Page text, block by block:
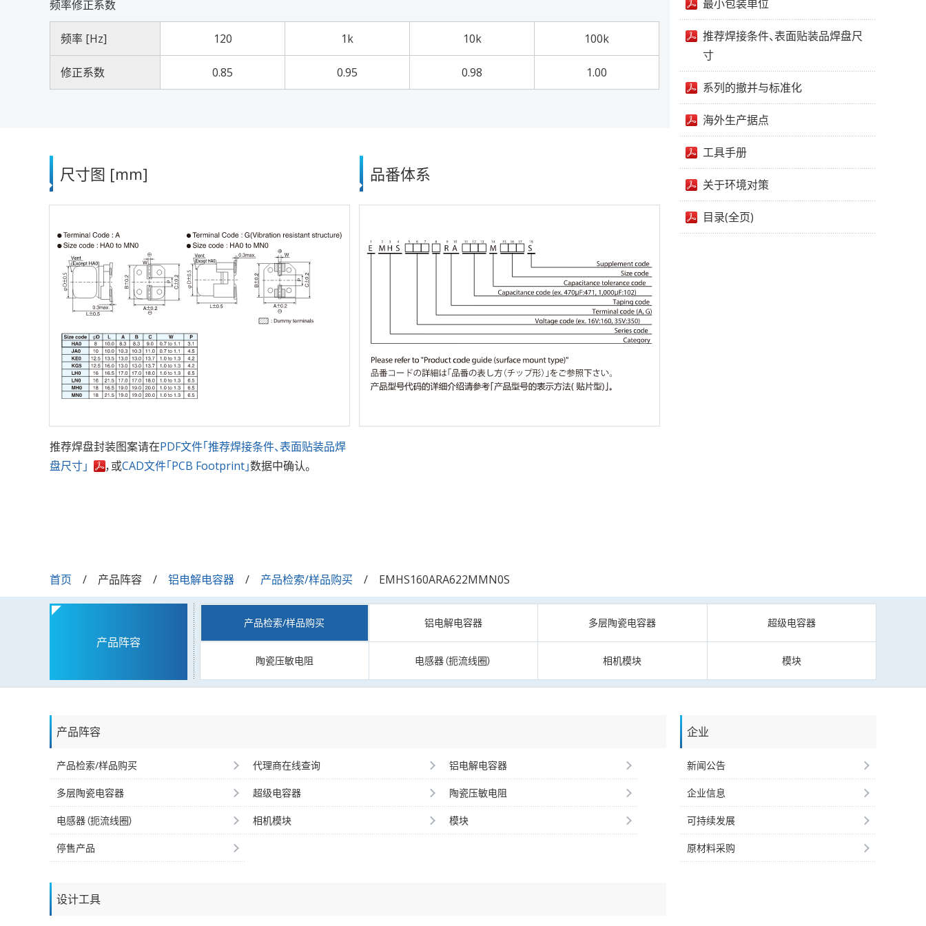
频率修正系数
频率 [Hz] 120 1k 10k 100k
修正系数 0.85 0.95 0.98 1.00
尺寸图 [mm]
推荐焊盘封装图案请在PDF文件「推荐焊接条件、表面贴装品焊
盘尺寸」
，或CAD文件「PCB Footprint」数据中确认。
品番体系
最小包装单位
推荐焊接条件、表面贴装品焊盘尺
寸
系列的撤并与标准化
海外生产据点
工具手册
关于环境对策
目录(全页)
首页 产品阵容 铝电解电容器 产品检索/样品购买 EMHS160ARA622MMN0S
产品阵容
产品检索/样品购买 铝电解电容器 多层陶瓷电容器 超级电容器
陶瓷压敏电阻 电感器（扼流线圈） 相机模块 模块
产品阵容
产品检索/样品购买 代理商在线查询 铝电解电容器
多层陶瓷电容器 超级电容器 陶瓷压敏电阻
电感器（扼流线圈） 相机模块 模块
停售产品
设计工具
企业
新闻公告
企业信息
可持续发展
原材料采购